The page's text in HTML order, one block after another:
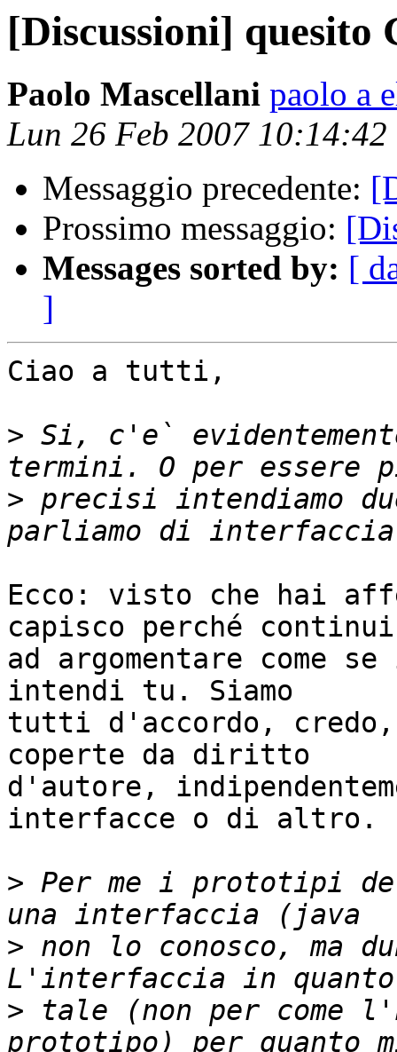
[Discussioni] quesito
Paolo Mascellani paolo a
Lun 26 Feb 2007 10:14:42
Messaggio precedente:
Prossimo messaggio:
Messages sorted by: [
]
Ciao a tutti,
> Si, c'e`
> precisi intendiamo
Ecco: visto che hai
capisco perché
ad argomentare come
intendi tu. Siamo
tutti d'accordo, credo,
coperte da diritto
d'autore,
interfacce o di altro.
> Per me i prototipi
> non lo conosco, ma
> tale (non per come